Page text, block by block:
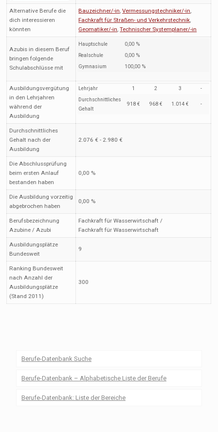
Alternative Berufe die
dich interessieren
könnten
Bauzeichner/-in,Vermessungstechniker/-in,
Fachkraft für Straßen- und Verkehrstechnik,
Geomatiker/-in,Technischer Systemplaner/-in
Azubis in diesem Beruf
bringen folgende
Schulabschlüsse mit
Hauptschule
0,00 %
Realschule
0,00 %
Gymnasium
100,00 %
Ausbildungsvergütung
in den Lehrjahren
während der
Ausbildung
Lehrjahr 1 2 3
-
Durchschnittliches
Gehalt
918 € 968 € 1.014 € -
Durchschnittliches
Gehalt nach der
Ausbildung
2.076 € - 2.980 €
Die Abschlussprüfung
beim ersten Anlauf
bestanden haben
0,00 %
Die Ausbildung vorzeitig
abgebrochen haben
0,00 %
Berufsbezeichnung
Azubine / Azubi
Fachkraft für Wasserwirtschaft /
Fachkraft für Wasserwirtschaft
Ausbildungsplätze
Bundesweit
9
Ranking Bundesweit
nach Anzahl der
Ausbildungsplätze
(Stand 2011)
300
Berufe-Datenbank Suche
Berufe-Datenbank – Alphabetische Liste der Berufe
Berufe-Datenbank: Liste der Bereiche